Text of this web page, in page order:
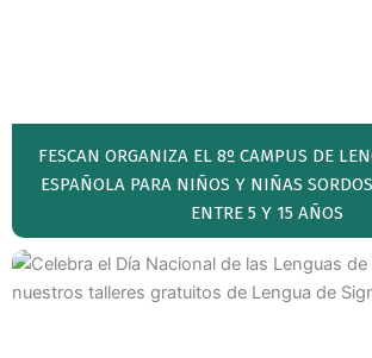
FESCAN ORGANIZA EL 8º CAMPUS DE
ESPAÑOLA PARA NIÑOS Y NIÑAS
ENTRE 5 Y 15 AÑOS